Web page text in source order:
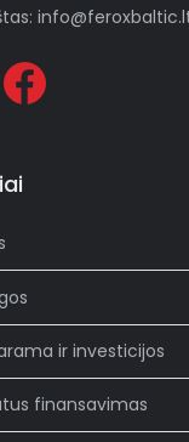
ir investicijos
finansavimas